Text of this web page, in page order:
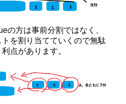
の方は事前分割ではなく、
を割り当てていくので無駄
点があります。